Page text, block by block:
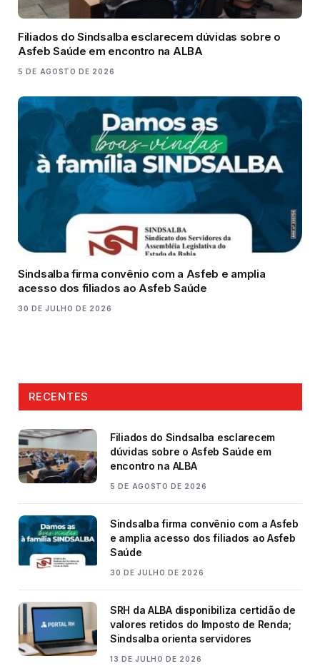
Filiados do Sindsalba esclarecem dúvidas sobre o
Asfeb Saúde em encontro na ALBA
5 DE AGOSTO DE 2026
Sindsalba firma convênio com a Asfeb e amplia
acesso dos filiados ao Asfeb Saúde
30 DE JULHO DE 2026
RECENTES
Filiados do Sindsalba esclarecem
dúvidas sobre o Asfeb Saúde em
encontro na ALBA
5 DE AGOSTO DE 2026
Sindsalba firma convênio com a Asfeb
e amplia acesso dos filiados ao Asfeb
Saúde
30 DE JULHO DE 2026
SRH da ALBA disponibiliza certidão de
valores retidos do Imposto de Renda;
Sindsalba orienta servidores
13 DE JULHO DE 2026